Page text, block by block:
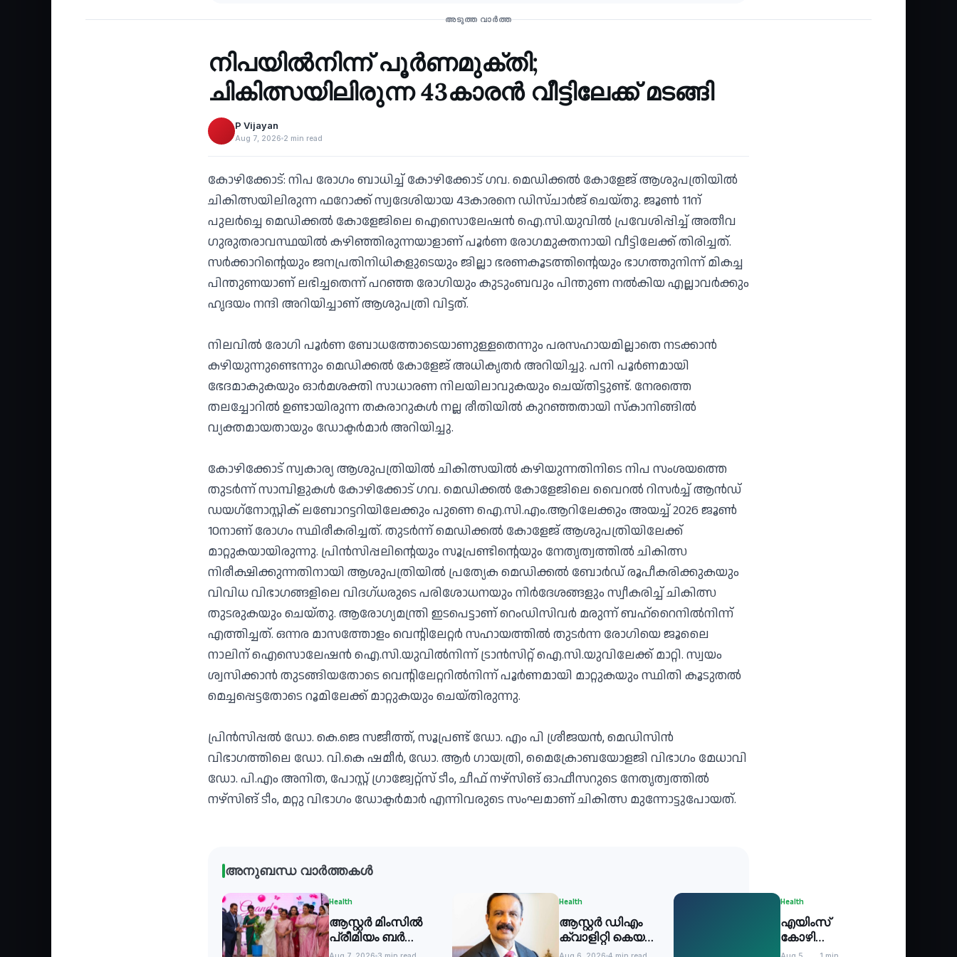
ചികിത്സ
പുതുജീവൻ
അടുത്ത വാർത്ത
‹
നിപയില്‍നിന്ന് പൂര്‍ണമുക്തി;
ചികിത്സയിലിരുന്ന 43കാരന്‍ വീട്ടിലേക്ക് മടങ്ങി
P Vijayan
Aug 7, 2026 2 min read
കോഴിക്കോട്: നിപ രോഗം ബാധിച്ച് കോഴിക്കോട് ഗവ. മെഡിക്കല്‍ കോളേജ് ആശുപത്രിയില്‍
ചികിത്സയിലിരുന്ന ഫറോക്ക് സ്വദേശിയായ 43കാരനെ ഡിസ്ചാര്‍ജ് ചെയ്തു. ജൂണ്‍ 11ന്
പുലര്‍ച്ചെ മെഡിക്കല്‍ കോളേജിലെ ഐസൊലേഷന്‍ ഐ.സി.യുവില്‍ പ്രവേശിപ്പിച്ച് അതീവ
ഗുരുതരാവസ്ഥയില്‍ കഴിഞ്ഞിരുന്നയാളാണ് പൂര്‍ണ രോഗമുക്തനായി വീട്ടിലേക്ക് തിരിച്ചത്.
സര്‍ക്കാറിന്റെയും ജനപ്രതിനിധികളുടെയും ജില്ലാ ഭരണകൂടത്തിന്റെയും ഭാഗത്തുനിന്ന് മികച്ച
പിന്തുണയാണ് ലഭിച്ചതെന്ന് പറഞ്ഞ രോഗിയും കുടുംബവും പിന്തുണ നല്‍കിയ എല്ലാവര്‍ക്കും
ഹൃദയം നന്ദി അറിയിച്ചാണ് ആശുപത്രി വിട്ടത്.
നിലവില്‍ രോഗി പൂര്‍ണ ബോധത്തോടെയാണുള്ളതെന്നും പരസഹായമില്ലാതെ നടക്കാന്‍
കഴിയുന്നുണ്ടെന്നും മെഡിക്കല്‍ കോളേജ് അധികൃതര്‍ അറിയിച്ചു. പനി പൂര്‍ണമായി
ഭേദമാകുകയും ഓര്‍മശക്തി സാധാരണ നിലയിലാവുകയും ചെയ്തിട്ടുണ്ട്. നേരത്തെ
തലച്ചോറില്‍ ഉണ്ടായിരുന്ന തകരാറുകള്‍ നല്ല രീതിയില്‍ കുറഞ്ഞതായി സ്‌കാനിങ്ങില്‍
വ്യക്തമായതായും ഡോക്ടര്‍മാര്‍ അറിയിച്ചു.
കോഴിക്കോട് സ്വകാര്യ ആശുപത്രിയില്‍ ചികിത്സയില്‍ കഴിയുന്നതിനിടെ നിപ സംശയത്തെ
തുടര്‍ന്ന് സാമ്പിളുകള്‍ കോഴിക്കോട് ഗവ. മെഡിക്കല്‍ കോളേജിലെ വൈറല്‍ റിസര്‍ച്ച് ആന്‍ഡ്
ഡയഗ്‌നോസ്റ്റിക് ലബോറട്ടറിയിലേക്കും പുണെ ഐ.സി.എം.ആറിലേക്കും അയച്ച് 2026 ജൂണ്‍
10നാണ് രോഗം സ്ഥിരീകരിച്ചത്. തുടര്‍ന്ന് മെഡിക്കല്‍ കോളേജ് ആശുപത്രിയിലേക്ക്
മാറ്റുകയായിരുന്നു. പ്രിന്‍സിപ്പലിന്റെയും സൂപ്രണ്ടിന്റെയും നേതൃത്വത്തില്‍ ചികിത്സ
നിരീക്ഷിക്കുന്നതിനായി ആശുപത്രിയില്‍ പ്രത്യേക മെഡിക്കല്‍ ബോര്‍ഡ് രൂപീകരിക്കുകയും
വിവിധ വിഭാഗങ്ങളിലെ വിദഗ്ധരുടെ പരിശോധനയും നിര്‍ദേശങ്ങളും സ്വീകരിച്ച് ചികിത്സ
തുടരുകയും ചെയ്തു. ആരോഗ്യമന്ത്രി ഇടപെട്ടാണ് റെംഡിസിവര്‍ മരുന്ന് ബഹ്‌റൈനില്‍നിന്ന്
എത്തിച്ചത്. ഒന്നര മാസത്തോളം വെന്റിലേറ്റര്‍ സഹായത്തില്‍ തുടര്‍ന്ന രോഗിയെ ജൂലൈ
നാലിന് ഐസൊലേഷന്‍ ഐ.സി.യുവില്‍നിന്ന് ട്രാന്‍സിറ്റ് ഐ.സി.യുവിലേക്ക് മാറ്റി. സ്വയം
ശ്വസിക്കാന്‍ തുടങ്ങിയതോടെ വെന്റിലേറ്ററില്‍നിന്ന് പൂര്‍ണമായി മാറ്റുകയും സ്ഥിതി കൂടുതല്‍
മെച്ചപ്പെട്ടതോടെ റൂമിലേക്ക് മാറ്റുകയും ചെയ്തിരുന്നു.
പ്രിന്‍സിപ്പല്‍ ഡോ. കെ.ജെ സജീത്ത്, സൂപ്രണ്ട് ഡോ. എം പി ശ്രീജയന്‍, മെഡിസിന്‍
വിഭാഗത്തിലെ ഡോ. വി.കെ ഷമീര്‍, ഡോ. ആര്‍ ഗായത്രി, മൈക്രോബയോളജി വിഭാഗം മേധാവി
ഡോ. പി.എം അനിത, പോസ്റ്റ് ഗ്രാജ്വേറ്റ്‌സ് ടീം, ചീഫ് നഴ്‌സിങ് ഓഫീസറുടെ നേതൃത്വത്തില്‍
നഴ്‌സിങ് ടീം, മറ്റു വിഭാഗം ഡോക്ടര്‍മാര്‍ എന്നിവരുടെ സംഘമാണ് ചികിത്സ മുന്നോട്ടുപോയത്.
അനുബന്ധ വാർത്തകൾ
Health
ആസ്റ്റർ മിംസിൽ
പ്രീമിയം ബർത്ത്
കംപാനിയൻ
Health
ആസ്റ്റർ ഡിഎം
ക്വാളിറ്റി കെയർ
ലിമിറ്റഡ് മികച്ച
Health
എയിംസ്
കോഴിക്കോട്
– ജാഗ്രത